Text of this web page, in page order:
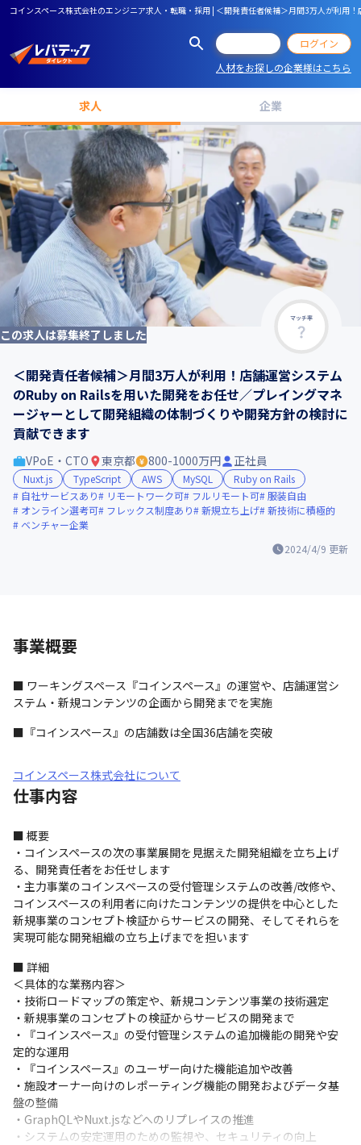
コインスペース株式会社のエンジニア求人・転職・採用 | ＜開発責任者候補＞月間3万人が利用
ログイン
人材をお探しの企業様はこちら
求人 企業
マッチ率
この求人は募集終了しました
＜開発責任者候補＞月間3万人が利用！店舗運営システム
のRuby on Railsを用いた開発をお任せ／プレイングマネ
ージャーとして開発組織の体制づくりや開発方針の検討に
貢献できます
2024/4/9 更新
VPoE・CTO 東京都 800-1000万円 正社員
Nuxt.js TypeScript AWS MySQL
Ruby on Rails
自社サービスあり
リモートワーク可 フルリモート可 服装自由
オンライン選考可
フレックス制度あり 新規立ち上げ 新技術に積極的
ベンチャー企業
事業概要
■ ワーキングスペース『コインスペース』の運営や、店舗運営シ
ステム・新規コンテンツの企画から開発までを実施
■『コインスペース』の店舗数は全国36店舗を突破
コインスペース株式会社について
仕事内容
■ 概要
・コインスペースの次の事業展開を見据えた開発組織を立ち上げ
る、開発責任者をお任せします
・主力事業のコインスペースの受付管理システムの改善/改修や、
コインスペースの利用者に向けたコンテンツの提供を中心とした
新規事業のコンセプト検証からサービスの開発、そしてそれらを
実現可能な開発組織の立ち上げまでを担います
■ 詳細
＜具体的な業務内容＞
・技術ロードマップの策定や、新規コンテンツ事業の技術選定
・新規事業のコンセプトの検証からサービスの開発まで
・『コインスペース』の受付管理システムの追加機能の開発や安
定的な運用
・『コインスペース』のユーザー向けた機能追加や改善
・施設オーナー向けのレポーティング機能の開発およびデータ基
盤の整備
・GraphQLやNuxt.jsなどへのリプレイスの推進
・システムの安定運用のための監視や、セキュリティの向上